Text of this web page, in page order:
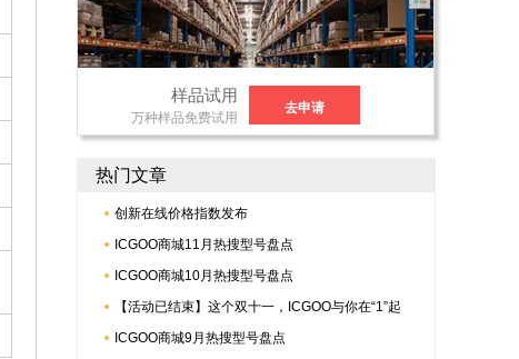
样品试用
万种样品免费试用
去申请
热门文章
创新在线价格指数发布
ICGOO商城11月热搜型号盘点
ICGOO商城10月热搜型号盘点
【活动已结束】这个双十一，ICGOO与你在“1”起
ICGOO商城9月热搜型号盘点